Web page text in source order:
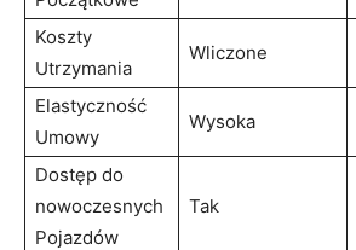
Koszty
Utrzymania
Wliczone
Elastyczność
Umowy
Wysoka
Dostęp do
‍nowoczesnych
Pojazdów
Tak